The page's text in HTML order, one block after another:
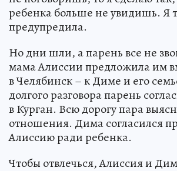
ребенка больше не увидишь. Я
предупредила.
Но дни шли, а парень все не
мама Алиссии предложила им
в Челябинск – к Диме и его
долгого разговора парень
в Курган. Всю дорогу пара
отношения. Дима согласился
Алиссию ради ребенка.
Чтобы отвлечься, Алиссия и